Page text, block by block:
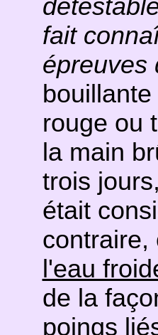
fait
épreuves
rouge ou
la main
trois
était
contraire,
l'eau
de la
poings